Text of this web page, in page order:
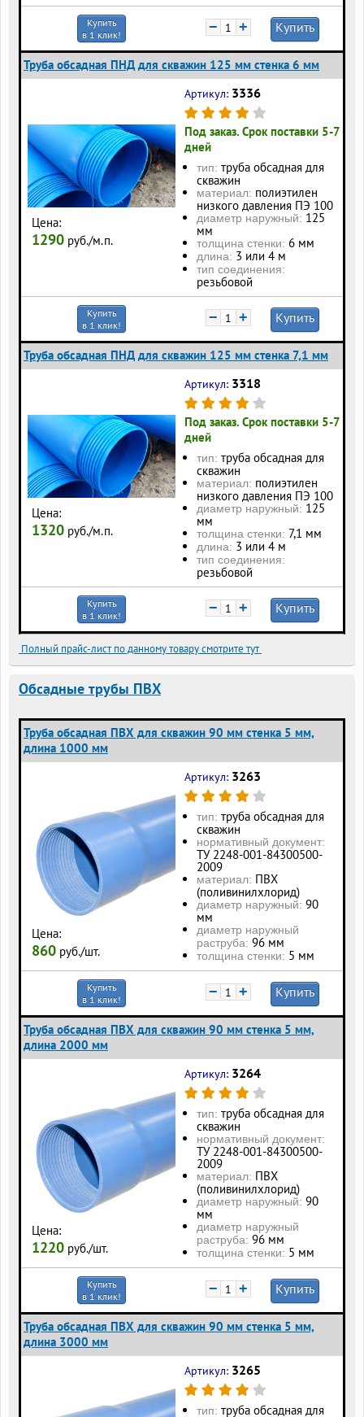
Купить
в 1 клик!
− + Купить
Труба обсадная ПНД для скважин 125 мм стенка 6 мм
Цена:
1290 руб./м.п.
Артикул: 3336
Под заказ. Срок поставки 5-7
дней
тип: труба обсадная для
скважин
материал: полиэтилен
низкого давления ПЭ 100
диаметр наружный: 125
мм
толщина стенки: 6 мм
длина: 3 или 4 м
тип соединения:
резьбовой
Купить
в 1 клик!
− + Купить
Труба обсадная ПНД для скважин 125 мм стенка 7,1 мм
Цена:
1320 руб./м.п.
Артикул: 3318
Под заказ. Срок поставки 5-7
дней
тип: труба обсадная для
скважин
материал: полиэтилен
низкого давления ПЭ 100
диаметр наружный: 125
мм
толщина стенки: 7,1 мм
длина: 3 или 4 м
тип соединения:
резьбовой
Купить
в 1 клик!
− + Купить
Полный прайс-лист по данному товару смотрите тут
Обсадные трубы ПВХ
Труба обсадная ПВХ для скважин 90 мм стенка 5 мм,
длина 1000 мм
Цена:
860 руб./шт.
Артикул: 3263
тип: труба обсадная для
скважин
нормативный документ:
ТУ 2248-001-84300500-
2009
материал: ПВХ
(поливинилхлорид)
диаметр наружный: 90
мм
диаметр наружный
раструба: 96 мм
толщина стенки: 5 мм
Купить
в 1 клик!
− + Купить
Труба обсадная ПВХ для скважин 90 мм стенка 5 мм,
длина 2000 мм
Цена:
1220 руб./шт.
Артикул: 3264
тип: труба обсадная для
скважин
нормативный документ:
ТУ 2248-001-84300500-
2009
материал: ПВХ
(поливинилхлорид)
диаметр наружный: 90
мм
диаметр наружный
раструба: 96 мм
толщина стенки: 5 мм
Купить
в 1 клик!
− + Купить
Труба обсадная ПВХ для скважин 90 мм стенка 5 мм,
длина 3000 мм
Артикул: 3265
тип: труба обсадная для